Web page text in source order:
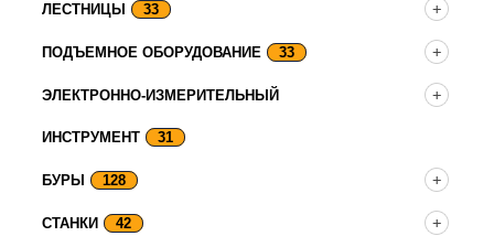
ЛЕСТНИЦЫ 33
ПОДЪЕМНОЕ ОБОРУДОВАНИЕ 33
ЭЛЕКТРОННО-ИЗМЕРИТЕЛЬНЫЙ
ИНСТРУМЕНТ 31
БУРЫ 128
СТАНКИ 42